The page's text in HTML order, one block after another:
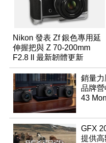
Nikon 發表 Zf 銀色專用延
伸握把與 Z 70-200mm
F2.8 II 最新韌體更新
銷量
品牌
43
GFX
提供